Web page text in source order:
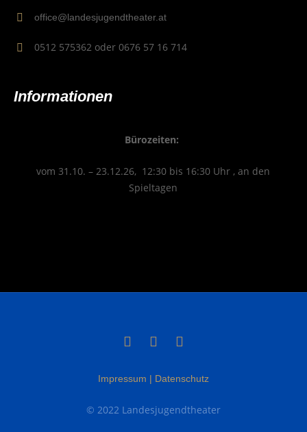
office@landesjugendtheater.at
0512 575362 oder 0676 57 16 714
Infor­ma­tio­nen
Büro­zei­ten:
vom 31.10. – 23.12.26, 12:30 bis 16:30 Uhr , an den
Spieltagen
Impressum | Datenschutz
© 2022 Landesjugendtheater